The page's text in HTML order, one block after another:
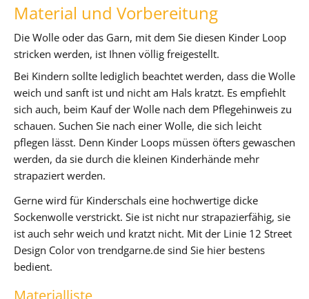
Material und Vorbereitung
Die Wolle oder das Garn, mit dem Sie diesen Kinder Loop
stricken werden, ist Ihnen völlig freigestellt.
Bei Kindern sollte lediglich beachtet werden, dass die Wolle
weich und sanft ist und nicht am Hals kratzt. Es empfiehlt
sich auch, beim Kauf der Wolle nach dem Pflegehinweis zu
schauen. Suchen Sie nach einer Wolle, die sich leicht
pflegen lässt. Denn Kinder Loops müssen öfters gewaschen
werden, da sie durch die kleinen Kinderhände mehr
strapaziert werden.
Gerne wird für Kinderschals eine hochwertige dicke
Sockenwolle verstrickt. Sie ist nicht nur strapazierfähig, sie
ist auch sehr weich und kratzt nicht. Mit der Linie 12 Street
Design Color von trendgarne.de sind Sie hier bestens
bedient.
Materialliste